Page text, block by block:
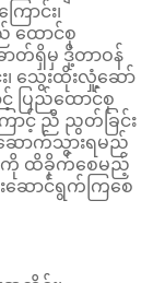
ောင်း၊
ထောင်စု
ာတ်ရှိမှ ဒို့တာဝန်
၊ သွေးထိုးလှုံ့ဆော်
င့် ပြည်ထောင်စု
ာင့် ညီ ညွတ်ခြင်း
ောက်သွားရမည်
တ်ကို ထိခိုက်စေမည့်
ဆောင်ရွက်ကြစေ